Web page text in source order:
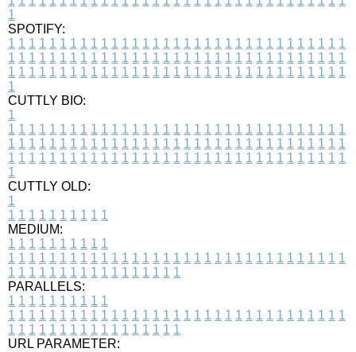
1
SPOTIFY:
1 1 1 1 1 1 1 1 1 1 1 1 1 1 1 1 1 1 1 1 1 1 1 1 1 1 1 1 1 1 1 1 1
1 1 1 1 1 1 1 1 1 1 1 1 1 1 1 1 1 1 1 1 1 1 1 1 1 1 1 1 1 1 1 1 1
1 1 1 1 1 1 1 1 1 1 1 1 1 1 1 1 1 1 1 1 1 1 1 1 1 1 1 1 1 1 1 1 1
1
CUTTLY BIO:
1
1 1 1 1 1 1 1 1 1 1 1 1 1 1 1 1 1 1 1 1 1 1 1 1 1 1 1 1 1 1 1 1 1
1 1 1 1 1 1 1 1 1 1 1 1 1 1 1 1 1 1 1 1 1 1 1 1 1 1 1 1 1 1 1 1 1
1 1 1 1 1 1 1 1 1 1 1 1 1 1 1 1 1 1 1 1 1 1 1 1 1 1 1 1 1 1 1 1 1
1
CUTTLY OLD:
1
1 1 1 1 1 1 1 1 1 1
MEDIUM:
1 1 1 1 1 1 1 1 1 1
1 1 1 1 1 1 1 1 1 1 1 1 1 1 1 1 1 1 1 1 1 1 1 1 1 1 1 1 1 1 1 1 1
1 1 1 1 1 1 1 1 1 1 1 1 1 1 1 1 1
PARALLELS:
1 1 1 1 1 1 1 1 1 1
1 1 1 1 1 1 1 1 1 1 1 1 1 1 1 1 1 1 1 1 1 1 1 1 1 1 1 1 1 1 1 1 1
1 1 1 1 1 1 1 1 1 1 1 1 1 1 1 1 1
URL PARAMETER: